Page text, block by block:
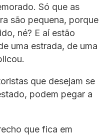
Só que as
são pequena, porque
né? E aí estão
uma estrada, de uma
que desejam se
podem pegar a
que fica em